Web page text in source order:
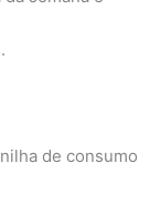
de consumo